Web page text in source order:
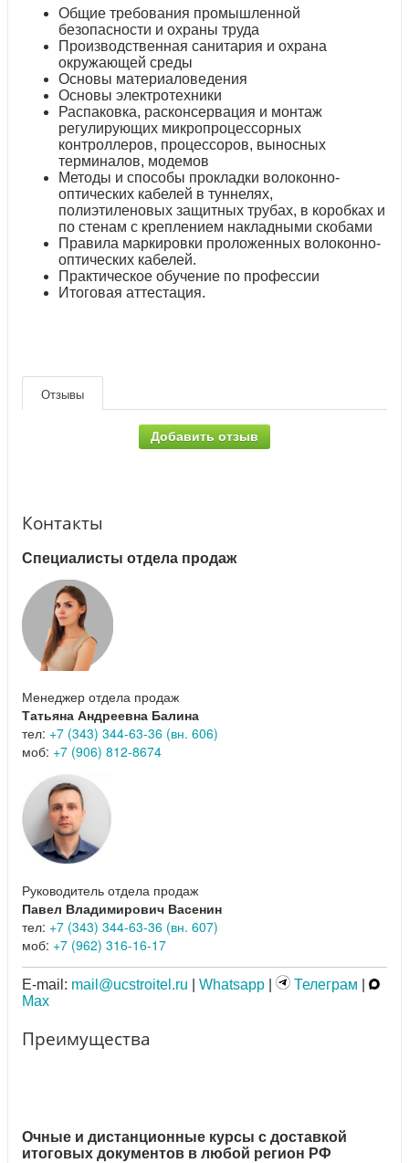
Общие требования промышленной
безопасности и охраны труда
Производственная санитария и охрана
окружающей среды
Основы материаловедения
Основы электротехники
Распаковка, расконсервация и монтаж
регулирующих микропроцессорных
контроллеров, процессоров, выносных
терминалов, модемов
Методы и способы прокладки волоконно-
оптических кабелей в туннелях,
полиэтиленовых защитных трубах, в коробках и
по стенам с креплением накладными скобами
Правила маркировки проложенных волоконно-
оптических кабелей.
Практическое обучение по профессии
Итоговая аттестация.
Отзывы
Добавить отзыв
Контакты
Специалисты отдела продаж
Менеджер отдела продаж
Татьяна Андреевна Балина
тел: +7 (343) 344-63-36 (вн. 606)
моб: +7 (906) 812-8674
Руководитель отдела продаж
Павел Владимирович Васенин
тел: +7 (343) 344-63-36 (вн. 607)
моб: +7 (962) 316-16-17
E-mail: mail@ucstroitel.ru Whatsapp Телеграм
Max
Преимущества
Очные и дистанционные курсы с доставкой
итоговых документов в любой регион РФ